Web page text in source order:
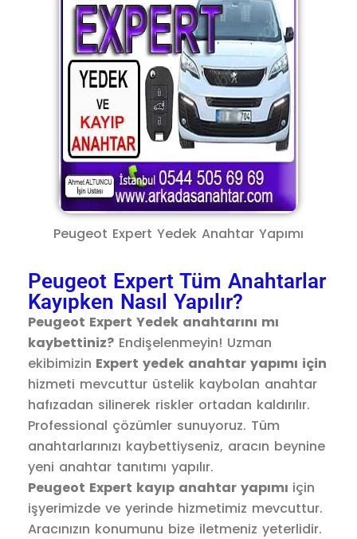
Peugeot Expert Yedek Anahtar Yapımı
Peugeot Expert Tüm Anahtarlar
Kayıpken Nasıl Yapılır?
Peugeot Expert Yedek anahtarını mı
kaybettiniz? Endişelenmeyin! Uzman
ekibimizin Expert yedek anahtar yapımı için
hizmeti mevcuttur üstelik kaybolan anahtar
hafızadan silinerek riskler ortadan kaldırılır.
Professional çözümler sunuyoruz. Tüm
anahtarlarınızı kaybettiyseniz, aracın beynine
yeni anahtar tanıtımı yapılır.
Peugeot Expert kayıp anahtar yapımı için
işyerimizde ve yerinde hizmetimiz mevcuttur.
Aracınızın konumunu bize iletmeniz yeterlidir.